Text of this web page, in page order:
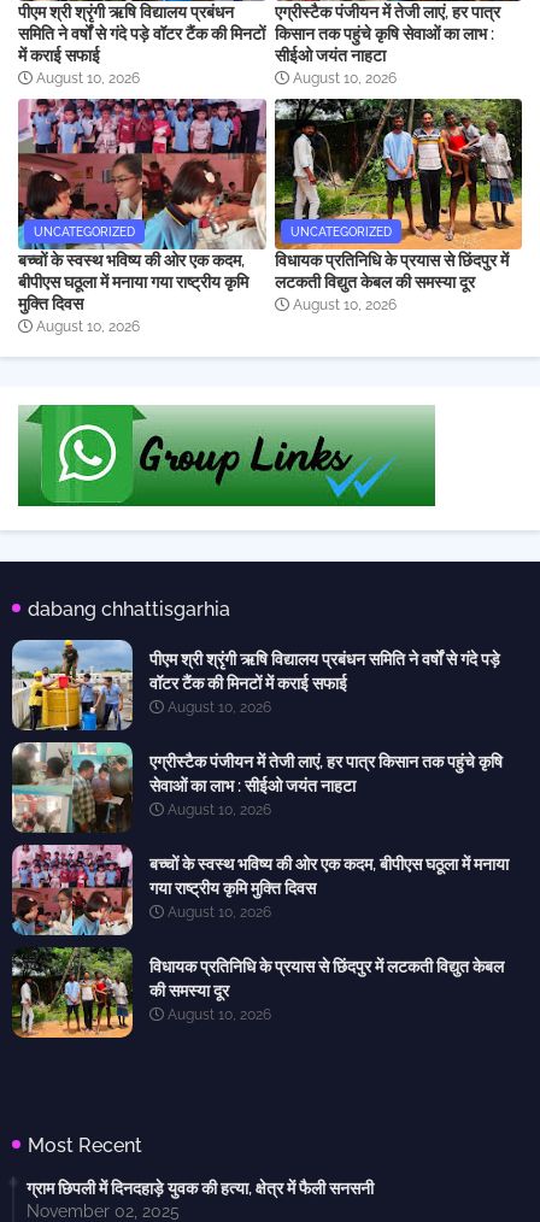
पीएम श्री श्रृंगी ऋषि विद्यालय प्रबंधन
समिति ने वर्षों से गंदे पड़े वॉटर टैंक की मिनटों
में कराई सफाई
August 10, 2026
एग्रीस्टैक पंजीयन में तेजी लाएं, हर पात्र
किसान तक पहुंचे कृषि सेवाओं का लाभ :
सीईओ जयंत नाहटा
August 10, 2026
UNCATEGORIZED
बच्चों के स्वस्थ भविष्य की ओर एक कदम,
बीपीएस घठूला में मनाया गया राष्ट्रीय कृमि
मुक्ति दिवस
August 10, 2026
UNCATEGORIZED
विधायक प्रतिनिधि के प्रयास से छिंदपुर में
लटकती विद्युत केबल की समस्या दूर
August 10, 2026
dabang chhattisgarhia
पीएम श्री श्रृंगी ऋषि विद्यालय प्रबंधन समिति ने वर्षों से गंदे पड़े
वॉटर टैंक की मिनटों में कराई सफाई
August 10, 2026
एग्रीस्टैक पंजीयन में तेजी लाएं, हर पात्र किसान तक पहुंचे कृषि
सेवाओं का लाभ : सीईओ जयंत नाहटा
August 10, 2026
बच्चों के स्वस्थ भविष्य की ओर एक कदम, बीपीएस घठूला में मनाया
गया राष्ट्रीय कृमि मुक्ति दिवस
August 10, 2026
विधायक प्रतिनिधि के प्रयास से छिंदपुर में लटकती विद्युत केबल
की समस्या दूर
August 10, 2026
Most Recent
ग्राम छिपली में दिनदहाड़े युवक की हत्या, क्षेत्र में फैली सनसनी
November 02, 2025